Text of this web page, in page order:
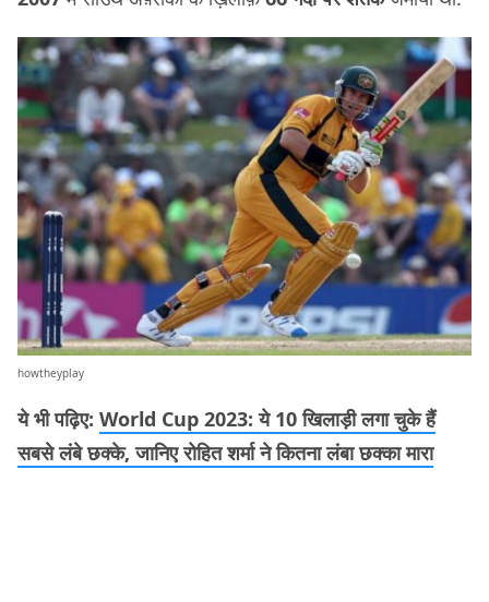
howtheyplay
ये भी पढ़िए: World Cup 2023: ये 10 खिलाड़ी लगा चुके हैं
सबसे लंबे छक्के, जानिए रोहित शर्मा ने कितना लंबा छक्का मारा